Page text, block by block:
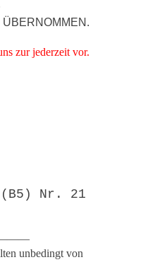
zur jederzeit vor.
Nr. 21
unbedingt von